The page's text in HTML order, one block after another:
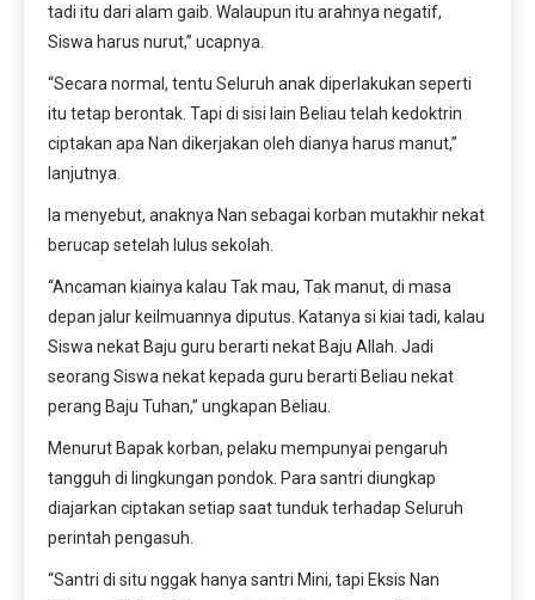
tadi itu dari alam gaib. Walaupun itu arahnya negatif,
Siswa harus nurut,” ucapnya.
“Secara normal, tentu Seluruh anak diperlakukan seperti
itu tetap berontak. Tapi di sisi lain Beliau telah kedoktrin
ciptakan apa Nan dikerjakan oleh dianya harus manut,”
lanjutnya.
Ia menyebut, anaknya Nan sebagai korban mutakhir nekat
berucap setelah lulus sekolah.
“Ancaman kiainya kalau Tak mau, Tak manut, di masa
depan jalur keilmuannya diputus. Katanya si kiai tadi, kalau
Siswa nekat Baju guru berarti nekat Baju Allah. Jadi
seorang Siswa nekat kepada guru berarti Beliau nekat
perang Baju Tuhan,” ungkapan Beliau.
Menurut Bapak korban, pelaku mempunyai pengaruh
tangguh di lingkungan pondok. Para santri diungkap
diajarkan ciptakan setiap saat tunduk terhadap Seluruh
perintah pengasuh.
“Santri di situ nggak hanya santri Mini, tapi Eksis Nan